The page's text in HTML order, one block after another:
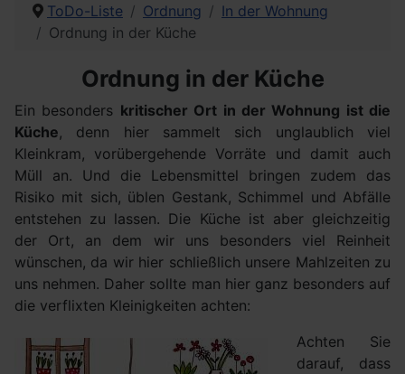
ToDo-Liste Ordnung
In der Wohnung
Ordnung in der Küche
Ordnung in der Küche
Ein besonders kritischer Ort in der Wohnung ist die
Küche, denn hier sammelt sich unglaublich viel
Kleinkram, vorübergehende Vorräte und damit auch
Müll an. Und die Lebensmittel bringen zudem das
Risiko mit sich, üblen Gestank, Schimmel und Abfälle
entstehen zu lassen. Die Küche ist aber gleichzeitig
der Ort, an dem wir uns besonders viel Reinheit
wünschen, da wir hier schließlich unsere Mahlzeiten zu
uns nehmen. Daher sollte man hier ganz besonders auf
die verflixten Kleinigkeiten achten:
Achten Sie
darauf, dass